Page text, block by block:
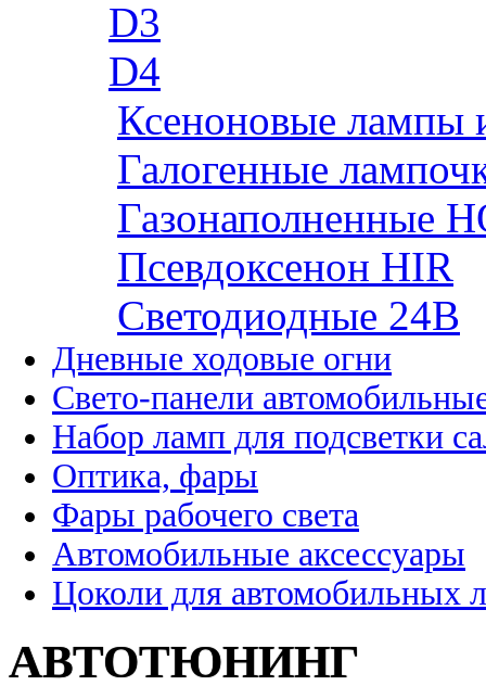
D3
D4
Ксеноновые лампы
Галогенные
Газонаполненные
Псевдоксенон HIR
Cветодиодные 24B
Дневные ходовые огни
Свето-панели
Набор ламп для подсветки
Оптика, фары
Фары рабочего света
Автомобильные аксессуары
Цоколи для автомобильных
АВТОТЮНИНГ